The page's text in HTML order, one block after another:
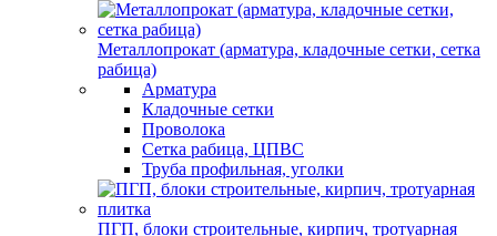
Металлопрокат (арматура, кладочные сетки, сетка
рабица)
Арматура
Кладочные сетки
Проволока
Сетка рабица, ЦПВС
Труба профильная, уголки
ПГП, блоки строительные, кирпич, тротуарная